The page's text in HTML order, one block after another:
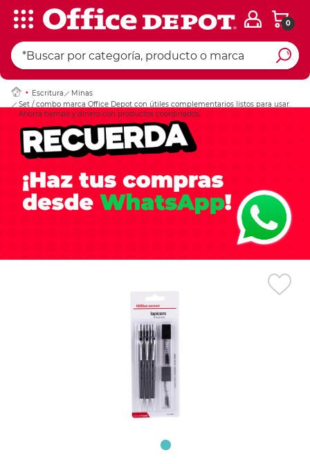
0
Escritura
Minas
Set / combo marca Office Depot con útiles complementarios listos para usar.
Ahorra tiempo y dinero con productos coordinados.
Ingresar Codigo